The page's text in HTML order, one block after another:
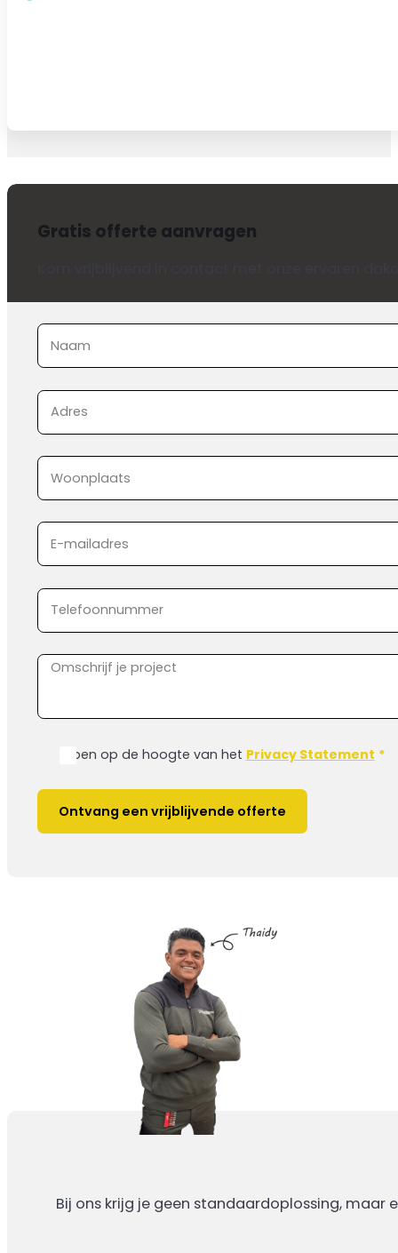
Bij ons krijg je geen standaardoplossing, maar
Gratis offerte aanvragen
Sectie
Ik ben op de hoogte van het Privacy Statement *
Ontvang een vrijblijvende offerte